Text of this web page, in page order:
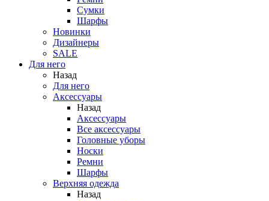
Сумки
Шарфы
Новинки
Дизайнеры
SALE
Для него
Назад
Для него
Аксессуары
Назад
Аксессуары
Все аксессуары
Головные уборы
Носки
Ремни
Шарфы
Верхняя одежда
Назад